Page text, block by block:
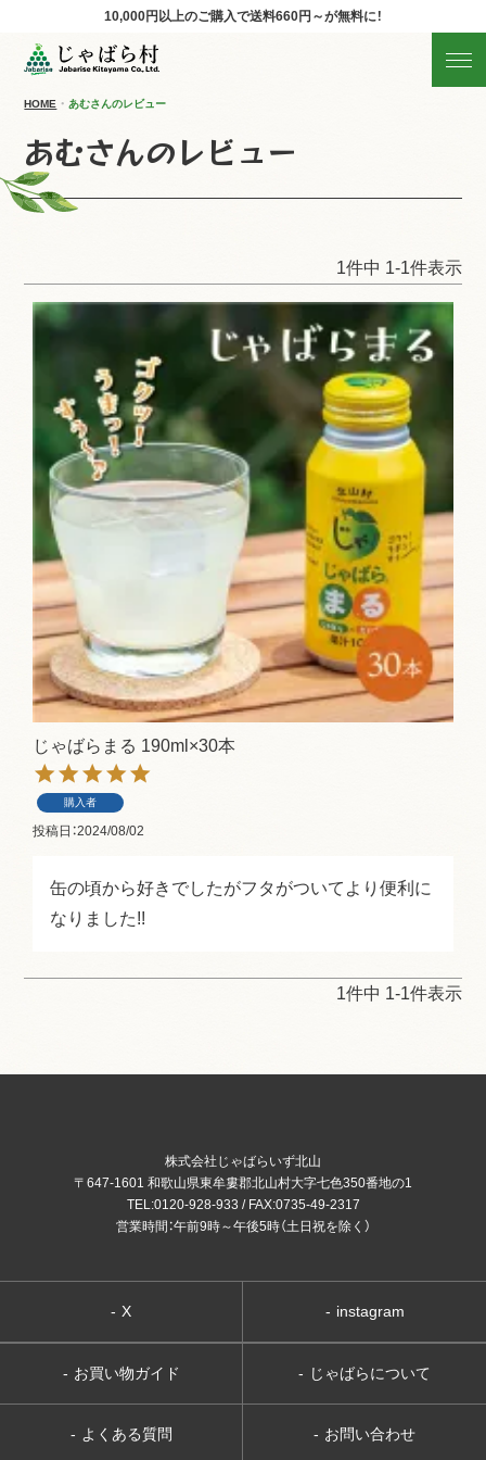
10,000円以上のご購入で送料660円～が無料に！
HOME あむさんのレビュー
あむさんのレビュー
1件中 1-1件表示
じゃばらまる 190ml×30本
購入者
投稿日 2024/08/02
缶の頃から好きでしたがフタがついてより便利に
なりました!!
1件中 1-1件表示
株式会社じゃばらいず北山
〒647-1601 和歌山県東牟婁郡北山村大字七色350番地の1
TEL:0120-928-933 / FAX:0735-49-2317
営業時間：午前9時～午後5時（土日祝を除く）
- instagram
- X
- じゃばらについて
- お買い物ガイド
- お問い合わせ
- よくある質問
じゃばらの商品を探す
産地直送!旬の商品
商品の分類から探す
ギフト
すべての商品を見る